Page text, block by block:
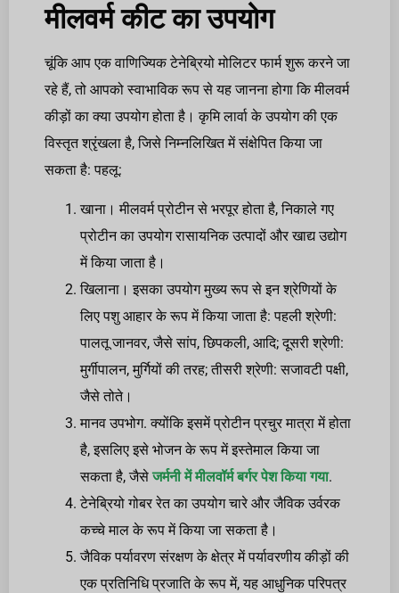
मीलवर्म कीट का उपयोग
चूंकि आप एक वाणिज्यिक टेनेब्रियो मोलिटर फार्म शुरू करने जा
रहे हैं, तो आपको स्वाभाविक रूप से यह जानना होगा कि मीलवर्म
कीड़ों का क्या उपयोग होता है। कृमि लार्वा के उपयोग की एक
विस्तृत श्रृंखला है, जिसे निम्नलिखित में संक्षेपित किया जा
सकता है: पहलू:
खाना। मीलवर्म प्रोटीन से भरपूर होता है, निकाले गए
प्रोटीन का उपयोग रासायनिक उत्पादों और खाद्य उद्योग
में किया जाता है।
खिलाना। इसका उपयोग मुख्य रूप से इन श्रेणियों के
लिए पशु आहार के रूप में किया जाता है: पहली श्रेणी:
पालतू जानवर, जैसे सांप, छिपकली, आदि; दूसरी श्रेणी:
मुर्गीपालन, मुर्गियों की तरह; तीसरी श्रेणी: सजावटी पक्षी,
जैसे तोते।
मानव उपभोग. क्योंकि इसमें प्रोटीन प्रचुर मात्रा में होता
है, इसलिए इसे भोजन के रूप में इस्तेमाल किया जा
सकता है, जैसेजर्मनी में मीलवॉर्म बर्गर पेश किया गया.
टेनेब्रियो गोबर रेत का उपयोग चारे और जैविक उर्वरक
कच्चे माल के रूप में किया जा सकता है।
जैविक पर्यावरण संरक्षण के क्षेत्र में पर्यावरणीय कीड़ों की
एक प्रतिनिधि प्रजाति के रूप में, यह आधुनिक परिपत्र